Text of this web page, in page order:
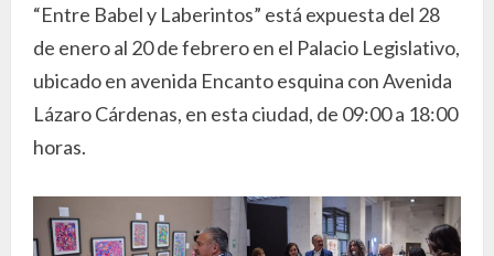
“Entre Babel y Laberintos” está expuesta del 28
de enero al 20 de febrero en el Palacio Legislativo,
ubicado en avenida Encanto esquina con Avenida
Lázaro Cárdenas, en esta ciudad, de 09:00 a 18:00
horas.